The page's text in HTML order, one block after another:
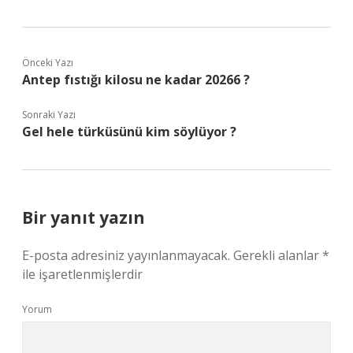
Önceki Yazı
Antep fıstığı kilosu ne kadar 20266 ?
Sonraki Yazı
Gel hele türküsünü kim söylüyor ?
Bir yanıt yazın
E-posta adresiniz yayınlanmayacak. Gerekli alanlar*
ile işaretlenmişlerdir
Yorum